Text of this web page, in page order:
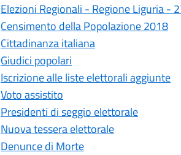
Elezioni Regionali - Regione Liguria -
Censimento della Popolazione 2018
Cittadinanza italiana
Giudici popolari
Iscrizione alle liste elettorali aggiunte
Voto assistito
Presidenti di seggio elettorale
Nuova tessera elettorale
Denunce di Morte